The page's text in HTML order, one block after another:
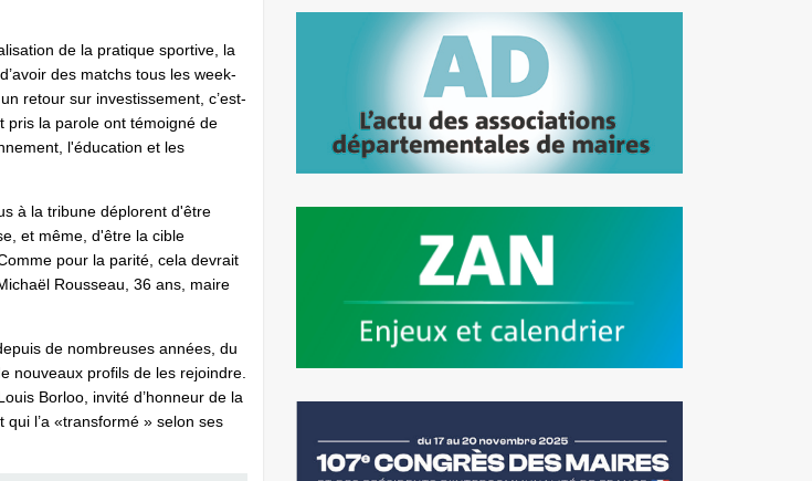
de la pratique sportive, la
des matchs tous les week-
retour sur investissement, c’est-
pris la parole ont témoigné de
l'éducation et les
à la tribune déplorent d'être
et même, d'être la cible
pour la parité, cela devrait
Rousseau, 36 ans, maire
de nombreuses années, du
nouveaux profils de les rejoindre.
Borloo, invité d’honneur de la
l’a «transformé » selon ses